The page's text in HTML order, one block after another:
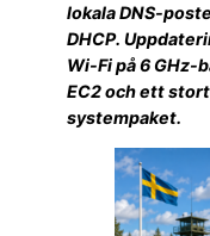
lokala DNS-
DHCP.
Wi-Fi på 6 GHz-
EC2 och ett
systempaket.